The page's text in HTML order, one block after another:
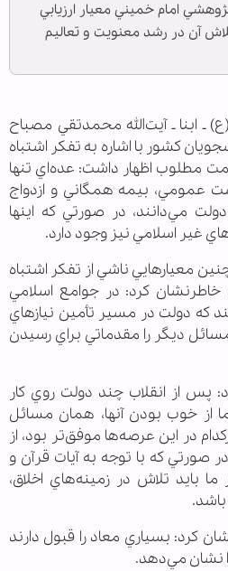
امام خميني معيار ارزيابي
آن در رشد معنويت و تعاليم
ـ ابنا ـ آيت‌الله محمدتقي مصباح
كشور با اشاره به تفكر اشتباه
مطلوب اظهار داشت: عده‌اي تنها
عمومي، بيمه همگاني و ازدواج
مي‌دانند، در صورتي كه اينها
غير اسلامي نيز وجود دارد.
معيار‌هايي ناشي از تفكر اشتباه
خاطرنشان كرد: در جوامع اسلامي
كه دولت در مسير تأمين نيازهاي
ديگر را مقدماتي براي رسيدن
پس از انقلاب چند دولت روي كار
از خوب بودن آنها، همان مسائل
در اين عرصه‌ها موفق‌تر بود، از
صورتي كه با توجه به آيات قرآن و
بايد تلاش در زمينه‌هاي اخلاق،
كرد: بسياري معاد را قبول دارند
نشان مي‌دهد.